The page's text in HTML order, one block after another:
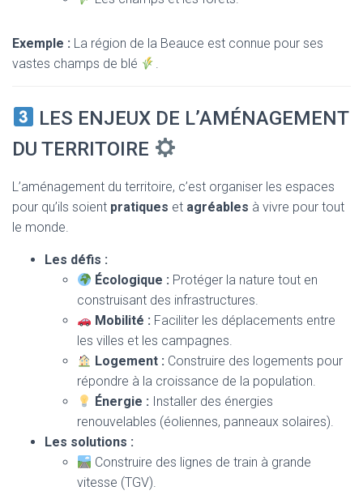
Exemple : La région de la Beauce est connue pour ses
vastes champs de blé
.
LES ENJEUX DE L’AMÉNAGEMENT
DU TERRITOIRE
L’aménagement du territoire, c’est organiser les espaces
pour qu’ils soient pratiques et agréables à vivre pour tout
le monde.
Les défis :
Écologique : Protéger la nature tout en
construisant des infrastructures.
Mobilité : Faciliter les déplacements entre
les villes et les campagnes.
Logement : Construire des logements pour
répondre à la croissance de la population.
Énergie : Installer des énergies
renouvelables (éoliennes, panneaux solaires).
Les solutions :
Construire des lignes de train à grande
vitesse (TGV).